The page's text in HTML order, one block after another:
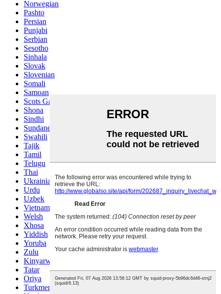
Norwegian
Pashto
Persian
Punjabi
Serbian
Sesotho
Sinhala
Slovak
Slovenian
Somali
Samoan
Scots Gaelic
Shona
Sindhi
Sundanese
Swahili
Tajik
Tamil
Telugu
Thai
Ukrainian
Urdu
Uzbek
Vietnamese
Welsh
Xhosa
Yiddish
Yoruba
Zulu
Kinyarwanda
Tatar
Oriya
Turkmen